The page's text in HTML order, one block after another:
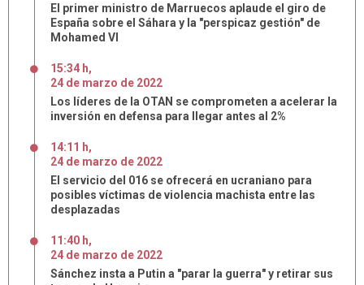
El primer ministro de Marruecos aplaude el giro de
España sobre el Sáhara y la "perspicaz gestión" de
Mohamed VI
15:34 h,
24 de marzo de 2022
Los líderes de la OTAN se comprometen a acelerar la
inversión en defensa para llegar antes al 2%
14:11 h,
24 de marzo de 2022
El servicio del 016 se ofrecerá en ucraniano para
posibles víctimas de violencia machista entre las
desplazadas
11:40 h,
24 de marzo de 2022
Sánchez insta a Putin a "parar la guerra" y retirar sus